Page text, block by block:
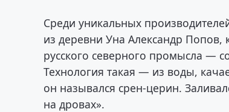
Среди уникальных
из деревни Уна Александр Попов,
русского северного промысла —
Технология такая — из воды,
он назывался срен-церин.
на дровах».